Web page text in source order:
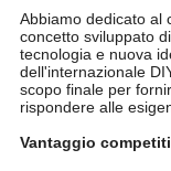
Abbiamo dedicato al
concetto sviluppato
tecnologia e nuova
dell'internazionale
scopo finale per
rispondere alle
Vantaggio